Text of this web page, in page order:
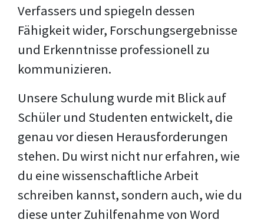
Verfassers und spiegeln dessen
Fähigkeit wider, Forschungsergebnisse
und Erkenntnisse professionell zu
kommunizieren.
Unsere Schulung wurde mit Blick auf
Schüler und Studenten entwickelt, die
genau vor diesen Herausforderungen
stehen. Du wirst nicht nur erfahren, wie
du eine wissenschaftliche Arbeit
schreiben kannst, sondern auch, wie du
diese unter Zuhilfenahme von Word